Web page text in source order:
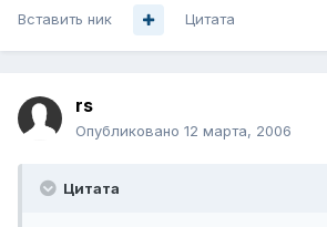
Вставить ник Цитата
rs
Опубликовано 12 марта, 2006
Цитата